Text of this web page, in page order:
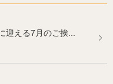
迎える7月のご挨...